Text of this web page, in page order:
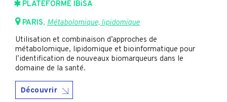
PLATEFORME IBiSA
PARIS, Métabolomique, lipidomique
Utilisation et combinaison d’approches de
métabolomique, lipidomique et bioinformatique pour
l’identification de nouveaux biomarqueurs dans le
domaine de la santé.
Découvrir